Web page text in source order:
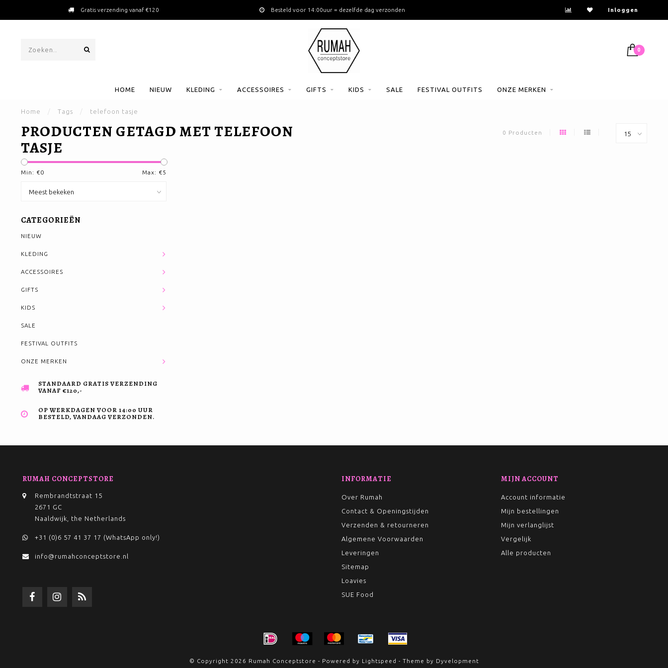
Gratis verzending vanaf €120 Besteld voor 14:00uur = dezelfde dag verzonden Inloggen
0
HOME NIEUW KLEDING ACCESSOIRES GIFTS KIDS SALE FESTIVAL OUTFITS ONZE MERKEN
Home / Tags / telefoon tasje
PRODUCTEN GETAGD MET TELEFOON
TASJE
0 Producten
Min: €0 Max: €5
CATEGORIEËN
NIEUW
KLEDING
ACCESSOIRES
GIFTS
KIDS
SALE
FESTIVAL OUTFITS
ONZE MERKEN
STANDAARD GRATIS VERZENDING
VANAF €120,-
OP WERKDAGEN VOOR 14:00 UUR
BESTELD, VANDAAG VERZONDEN.
RUMAH CONCEPTSTORE
Rembrandtstraat 15
2671 GC
Naaldwijk, the Netherlands
+31 (0)6 57 41 37 17 (WhatsApp only!)
info@rumahconceptstore.nl
INFORMATIE
Over Rumah
Contact & Openingstijden
Verzenden & retourneren
Algemene Voorwaarden
Leveringen
Sitemap
Loavies
SUE Food
MIJN ACCOUNT
Account informatie
Mijn bestellingen
Mijn verlanglijst
Vergelijk
Alle producten
© Copyright 2026 Rumah Conceptstore - Powered by Lightspeed - Theme by Dyvelopment